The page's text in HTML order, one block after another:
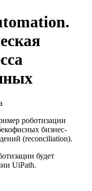
роботизации
бизнес-
(reconciliation).
будет
UiPath.